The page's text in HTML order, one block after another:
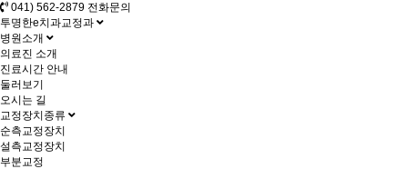
041) 562-2879 전화문의
투명한e치과교정과
병원소개
의료진 소개
진료시간 안내
둘러보기
오시는 길
교정장치종류
순측교정장치
설측교정장치
부분교정